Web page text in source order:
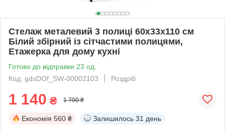
Стелаж металевий 3 полиці 60х33х110 см
Білий збірний із сітчастими полицями,
Етажерка для дому кухні
Готово до відправки 23 од.
Код: gdsDOf_SW-00002103
Роздріб
1 140 ₴ 1 700 ₴
Економія 560 ₴ Залишилось 31 день